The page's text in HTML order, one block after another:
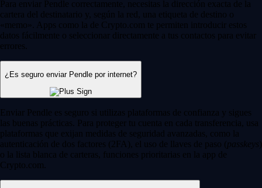
Para enviar Pendle correctamente, necesitas la dirección exacta de la
cartera del destinatario y, según la red, una etiqueta de destino o
«memo». Apps como la de Crypto.com te permiten introducir estos
datos fácilmente o seleccionar directamente a tus contactos para evitar
errores.
¿Es seguro enviar Pendle por internet?
Enviar Pendle es seguro si utilizas plataformas de confianza y sigues
las buenas prácticas. Para proteger tu cuenta en cada transferencia, usa
plataformas que exijan medidas de seguridad avanzadas, como la
autenticación de dos factores (2FA), el uso de llaves de paso (passkeys )
o la lista blanca de carteras, funciones prioritarias en la app de
Crypto.com.